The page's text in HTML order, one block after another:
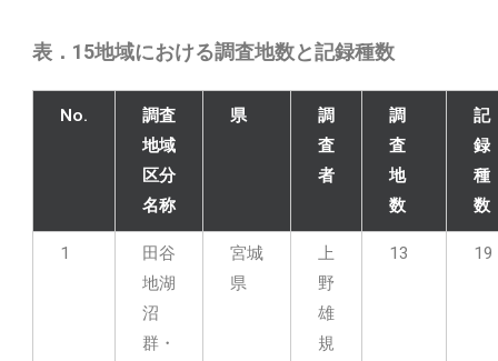
表．15地域における調査地数と記録種数
No.
調査
地域
区分
名称
県
調
査
者
調
査
地
数
記
録
種
数
1
田谷
地湖
沼
群・
宮城
県
上
野
雄
規
13 19